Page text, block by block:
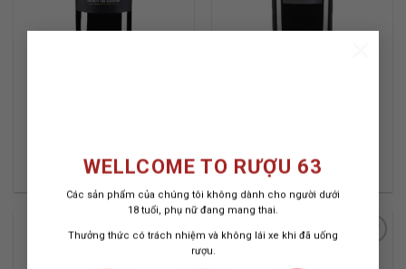
WELLCOME TO RƯỢU 63
Các sản phẩm của chúng tôi không dành cho người dưới
18 tuổi, phụ nữ đang mang thai.
Thưởng thức có trách nhiệm và không lái xe khi đã uống
rượu.
340.000₫ 1.350.000